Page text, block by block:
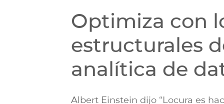
Optimiza con
estructurales
analítica de
Albert Einstein dijo “Locura es